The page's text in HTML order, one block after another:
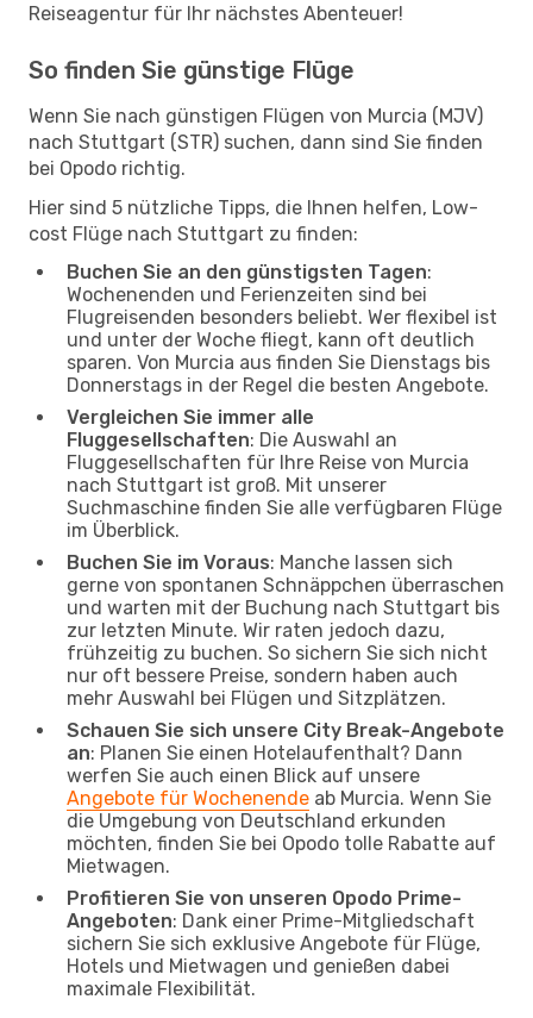
Reiseagentur für Ihr nächstes Abenteuer!
So finden Sie günstige Flüge
Wenn Sie nach günstigen Flügen von Murcia (MJV)
nach Stuttgart (STR) suchen, dann sind Sie finden
bei Opodo richtig.
Hier sind 5 nützliche Tipps, die Ihnen helfen, Low-
cost Flüge nach Stuttgart zu finden:
Buchen Sie an den günstigsten Tagen:
Wochenenden und Ferienzeiten sind bei
Flugreisenden besonders beliebt. Wer flexibel ist
und unter der Woche fliegt, kann oft deutlich
sparen. Von Murcia aus finden Sie Dienstags bis
Donnerstags in der Regel die besten Angebote.
Vergleichen Sie immer alle
Fluggesellschaften: Die Auswahl an
Fluggesellschaften für Ihre Reise von Murcia
nach Stuttgart ist groß. Mit unserer
Suchmaschine finden Sie alle verfügbaren Flüge
im Überblick.
Buchen Sie im Voraus: Manche lassen sich
gerne von spontanen Schnäppchen überraschen
und warten mit der Buchung nach Stuttgart bis
zur letzten Minute. Wir raten jedoch dazu,
frühzeitig zu buchen. So sichern Sie sich nicht
nur oft bessere Preise, sondern haben auch
mehr Auswahl bei Flügen und Sitzplätzen.
Schauen Sie sich unsere City Break-Angebote
an: Planen Sie einen Hotelaufenthalt? Dann
werfen Sie auch einen Blick auf unsere
Angebote für Wochenende ab Murcia. Wenn Sie
die Umgebung von Deutschland erkunden
möchten, finden Sie bei Opodo tolle Rabatte auf
Mietwagen.
Profitieren Sie von unseren Opodo Prime-
Angeboten: Dank einer Prime-Mitgliedschaft
sichern Sie sich exklusive Angebote für Flüge,
Hotels und Mietwagen und genießen dabei
maximale Flexibilität.